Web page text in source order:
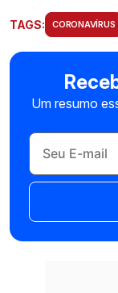
TAGS: CORONAVÍRUS
Um resumo